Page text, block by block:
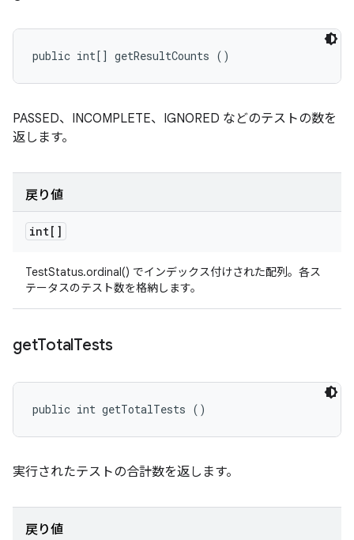
public int[] getResultCounts ()
PASSED、INCOMPLETE、IGNORED などのテストの数を
返します。
戻り値
int[]
TestStatus.ordinal() でインデックス付けされた配列。各ス
テータスのテスト数を格納します。
getTotalTests
public int getTotalTests ()
実行されたテストの合計数を返します。
戻り値